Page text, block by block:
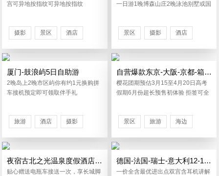
宫可异地按指纹可异地按指纹
摄影 景区 酒店
一日游1晚博森山庄2晚泳池别墅或国
景区 摄影 酒店
厦门-鼓浪屿5日自助游
2晚岛上2晚市区屿你有约1元换购拼
车接机预定即可领取伴手礼
旅游 酒店 摄影
自营爆款东京-大阪-京都-箱根6日精华游
樱花团期预估3月15至4月20日高考
假期6月份超长预售初体验 拒签可全
景区 旅游 海边
夜宿古北之光温泉度假酒店-自驾2日游
贴心赠送电瓶车接送一次，享长城脚
德国-法国-瑞士-意大利12-14日游
一价全含最优进出点双宫含耳机讲解